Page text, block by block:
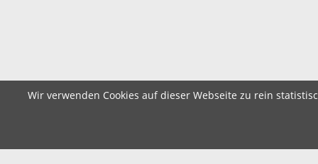
Wir verwenden Cookies auf dieser Webseite zu rein